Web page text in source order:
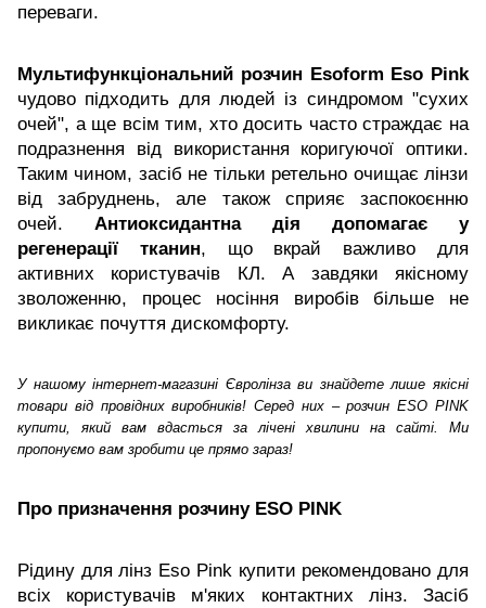
переваги.
Мультифункціональний розчин Esoform Eso Pink
чудово підходить для людей із синдромом "сухих
очей", а ще всім тим, хто досить часто страждає на
подразнення від використання коригуючої оптики.
Таким чином, засіб не тільки ретельно очищає лінзи
від забруднень, але також сприяє заспокоєнню
очей. Антиоксидантна дія допомагає у
регенерації тканин, що вкрай важливо для
активних користувачів КЛ. А завдяки якісному
зволоженню, процес носіння виробів більше не
викликає почуття дискомфорту.
У нашому інтернет-магазині Євролінза ви знайдете лише якісні
товари від провідних виробників! Серед них – розчин ESO PINK
купити, який вам вдасться за лічені хвилини на сайті. Ми
пропонуємо вам зробити це прямо зараз!
Про призначення розчину ESO PINK
Рідину для лінз Eso Pink купити рекомендовано для
всіх користувачів м'яких контактних лінз. Засіб